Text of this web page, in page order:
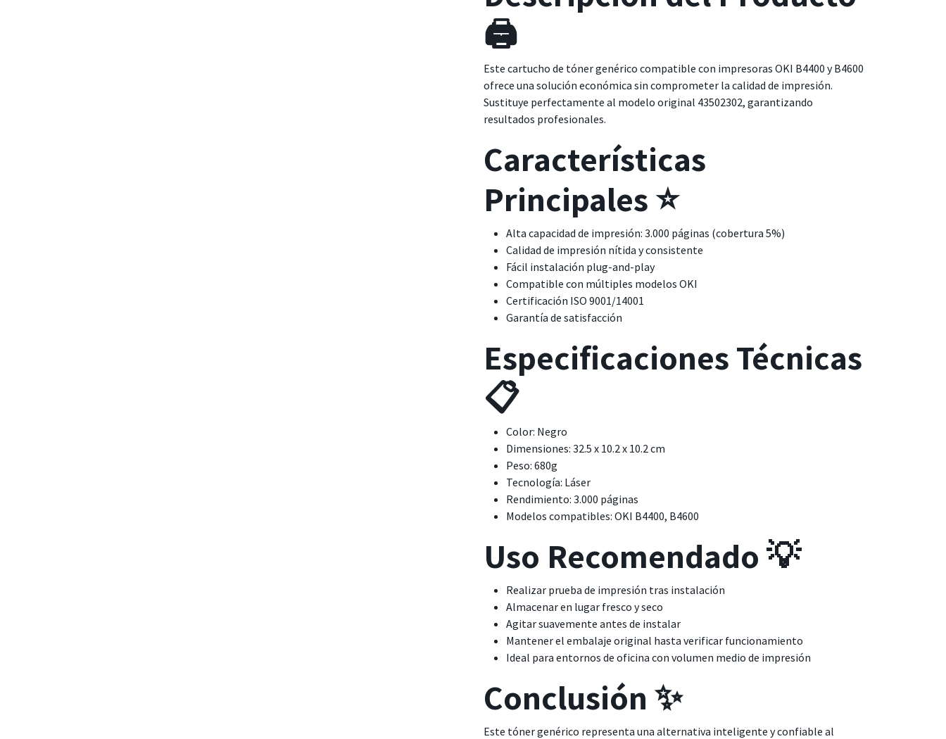
🖨️
Este cartucho de tóner genérico compatible con impresoras OKI B4400 y B4600
ofrece una solución económica sin comprometer la calidad de impresión.
Sustituye perfectamente al modelo original 43502302, garantizando
resultados profesionales.
Características
Principales ⭐
Alta capacidad de impresión: 3.000 páginas (cobertura 5%)
Calidad de impresión nítida y consistente
Fácil instalación plug-and-play
Compatible con múltiples modelos OKI
Certificación ISO 9001/14001
Garantía de satisfacción
Especificaciones Técnicas
📋
Color: Negro
Dimensiones: 32.5 x 10.2 x 10.2 cm
Peso: 680g
Tecnología: Láser
Rendimiento: 3.000 páginas
Modelos compatibles: OKI B4400, B4600
Uso Recomendado 💡
Realizar prueba de impresión tras instalación
Almacenar en lugar fresco y seco
Agitar suavemente antes de instalar
Mantener el embalaje original hasta verificar funcionamiento
Ideal para entornos de oficina con volumen medio de impresión
Conclusión ✨
Este tóner genérico representa una alternativa inteligente y confiable al